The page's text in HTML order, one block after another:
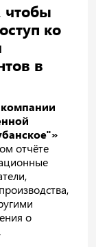
чтобы
ко
в
отчёте
о